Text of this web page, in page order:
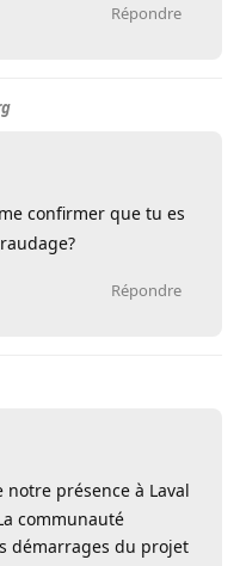
Répondre
confirmer que tu es
Répondre
notre présence à Laval
communauté
démarrages du projet